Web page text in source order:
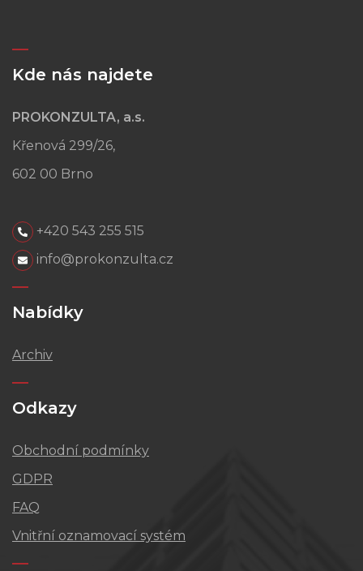
Kde nás najdete
PROKONZULTA, a.s.
Křenová 299/26,
602 00 Brno
+420 543 255 515
info@prokonzulta.cz
Nabídky
Archiv
Odkazy
Obchodní podmínky
GDPR
FAQ
Vnitřní oznamovací systém